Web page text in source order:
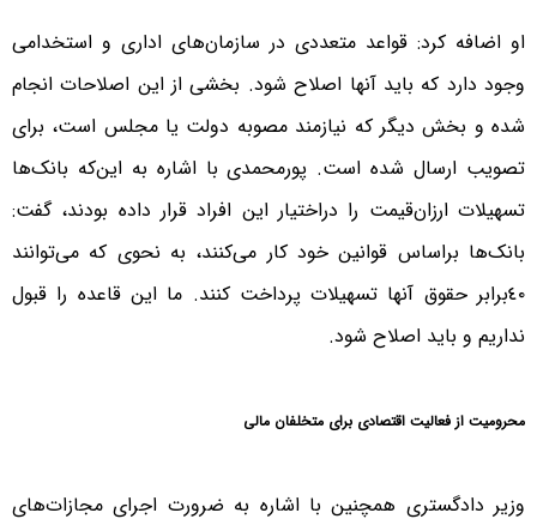
او اضافه کرد: قواعد متعددی در سازمان‌های اداری و استخدامی
وجود دارد که باید آنها اصلاح شود. بخشی از این اصلاحات انجام‌
شده و بخش دیگر که نیازمند مصوبه دولت یا مجلس است، برای
تصویب ارسال شده است. پورمحمدی با اشاره به این‌که بانک‌ها
تسهیلات ارزان‌قیمت را دراختیار این افراد قرار داده بودند، گفت:
بانک‌ها براساس قوانین خود کار می‌کنند، به نحوی که می‌توانند
٤٠برابر حقوق آنها تسهیلات پرداخت کنند. ما این قاعده را قبول
نداریم و باید اصلاح شود.
محرومیت از فعالیت اقتصادی برای متخلفان مالی
وزیر دادگستری همچنین با اشاره به ضرورت اجرای مجازات‌های